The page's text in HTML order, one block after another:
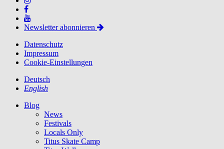
Newsletter abonnieren
Datenschutz
Impressum
Cookie-Einstellungen
Deutsch
English
Blog
News
Festivals
Locals Only
Titus Skate Camp